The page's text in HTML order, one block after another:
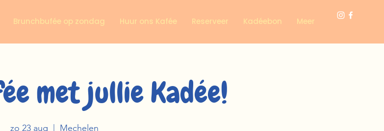
Brunchbufée op zondag Huur ons Kafée Reserveer Kadéebon Meer
met jullie Kadée!
zo 23 aug Mechelen